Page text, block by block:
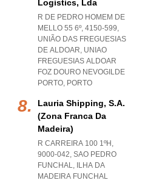
Logistics, Lda
R DE PEDRO HOMEM DE
MELLO 55 6º, 4150-599,
UNIÃO DAS FREGUESIAS
DE ALDOAR, UNIAO
FREGUESIAS ALDOAR
FOZ DOURO NEVOGILDE
PORTO, PORTO
Lauria Shipping, S.a.
(zona Franca Da
Madeira)
R CARREIRA 100 1ºH,
9000-042, SAO PEDRO
FUNCHAL, ILHA DA
MADEIRA FUNCHAL